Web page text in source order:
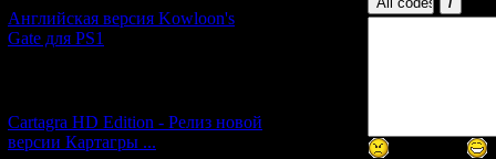
Английская версия Kowloon's
Gate для PS1
Cartagra HD Edition - Релиз новой
версии Картагры ...